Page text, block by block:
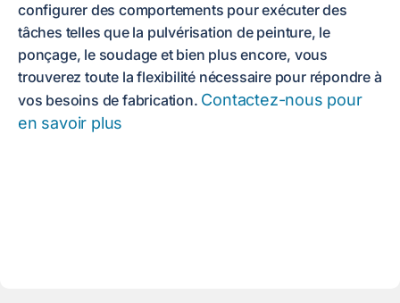
configurer des comportements pour exécuter des
tâches telles que la pulvérisation de peinture, le
ponçage, le soudage et bien plus encore, vous
trouverez toute la flexibilité nécessaire pour répondre à
vos besoins de fabrication. Contactez-nous pour
en savoir plus